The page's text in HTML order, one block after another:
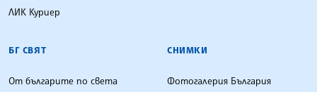
ЛИК Куриер
БГ СВЯТ
От българите по света
СНИМКИ
Фотогалерия България